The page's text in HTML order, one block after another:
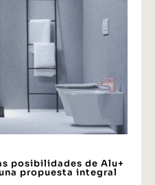
posibilidades de Alu+
propuesta integral